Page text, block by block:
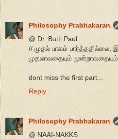
Philosophy Prabhakaran
@ Dr. Butti Paul
// முதல் பாகம் பார்த்ததில்லை,
முதலாவதையும்
dont miss the first part...
Reply
Philosophy Prabhakaran
@ NAAI-NAKKS